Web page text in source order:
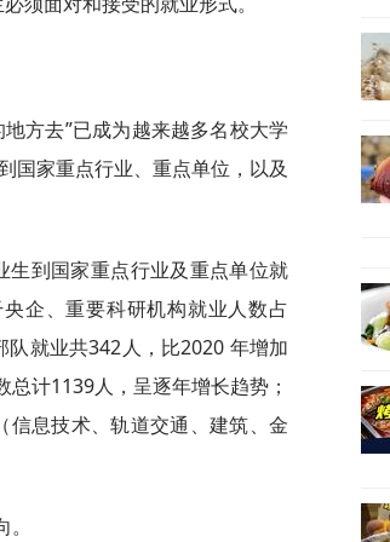
方去”已成为越来越多名校大学
国家重点行业、重点单位，以及
生到国家重点行业及重点单位就
企、重要科研机构就业人数占
就业共342人，比2020 年增加
计1139人，呈逐年增长趋势；
息技术、轨道交通、建筑、金